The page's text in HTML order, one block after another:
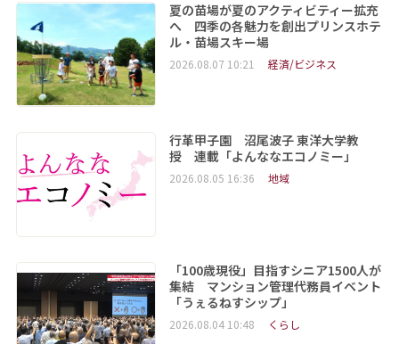
夏の苗場が夏のアクティビティー拡充
へ 四季の各魅力を創出プリンスホテ
ル・苗場スキー場
2026.08.07 10:21 経済/ビジネス
行革甲子園 沼尾波子 東洋大学教
授 連載「よんななエコノミー」
2026.08.05 16:36 地域
「100歳現役」目指すシニア1500人が
集結 マンション管理代務員イベント
「うぇるねすシップ」
2026.08.04 10:48 くらし